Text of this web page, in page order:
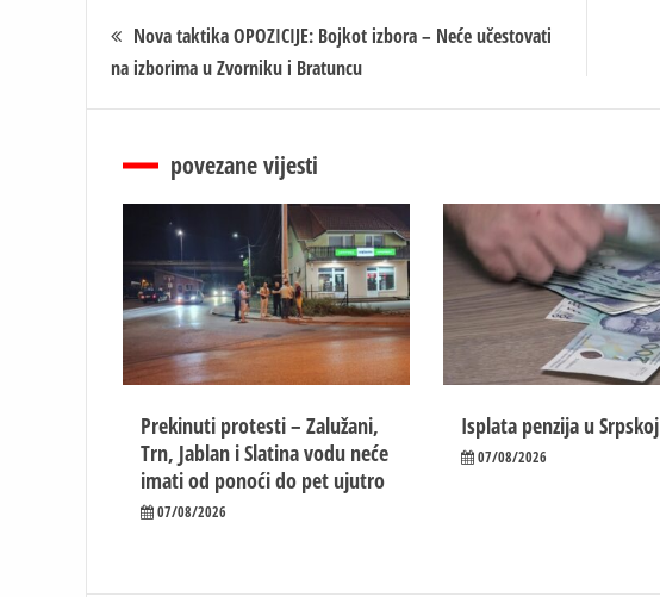
Кретање
чланка
Nova taktika OPOZICIJE: Bojkot izbora – Neće učestovati
na izborima u Zvorniku i Bratuncu
povezane vijesti
Prekinuti protesti – Zalužani,
Trn, Jablan i Slatina vodu neće
imati od ponoći do pet ujutro
07/08/2026
Isplata penzija u Srpskoj
07/08/2026